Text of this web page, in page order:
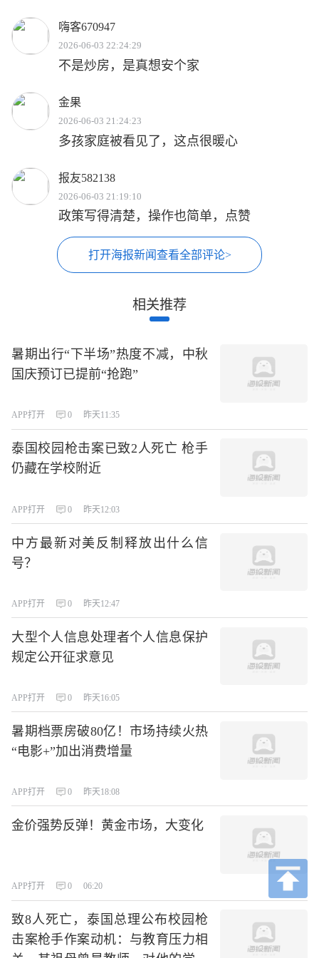
嗨客670947
2026-06-03 22:24:29
不是炒房，是真想安个家
金果
2026-06-03 21:24:23
多孩家庭被看见了，这点很暖心
报友582138
2026-06-03 21:19:10
政策写得清楚，操作也简单，点赞
打开海报新闻查看全部评论>
相关推荐
暑期出行“下半场”热度不减，中秋
国庆预订已提前“抢跑”
APP打开 0 昨天11:35
泰国校园枪击案已致2人死亡 枪手
仍藏在学校附近
APP打开 0 昨天12:03
中方最新对美反制释放出什么信
号？
APP打开 0 昨天12:47
大型个人信息处理者个人信息保护
规定公开征求意见
APP打开 0 昨天16:05
暑期档票房破80亿！市场持续火热
“电影+”加出消费增量
APP打开 0 昨天18:08
金价强势反弹！黄金市场，大变化
APP打开 0 06:20
致8人死亡，泰国总理公布校园枪
击案枪手作案动机：与教育压力相